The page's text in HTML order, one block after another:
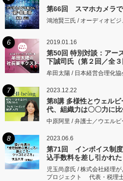
第66回 スマホカメラ
鴻池賢三氏 / オーディオビ
6 2019.01.16
第50回 特別対談：アー
下誠司氏（第２回／全３
牟田太陽 / 日本経営合理化
7 2023.12.22
第8講 多様性とウェル
代、組織力は〇〇力に
中原阿里 / 弁護士／ウエル
8 2023.06.6
第71回 インボイス制
込手数料を差し引かれ
児玉尚彦氏 / 株式会社経理
プロジェクト 代表・税理